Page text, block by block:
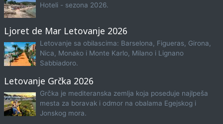
Hoteli - sezona 2026.
Ljoret de Mar Letovanje 2026
Letovanje sa obilascima: Barselona, Figueras, Girona,
Nica, Monako i Monte Karlo, Milano i Lignano
Sabbiadoro.
Letovanje Grčka 2026
Grčka je mediteranska zemlja koja poseduje najlpeša
mesta za boravak i odmor na obalama Egejskog i
Jonskog mora.